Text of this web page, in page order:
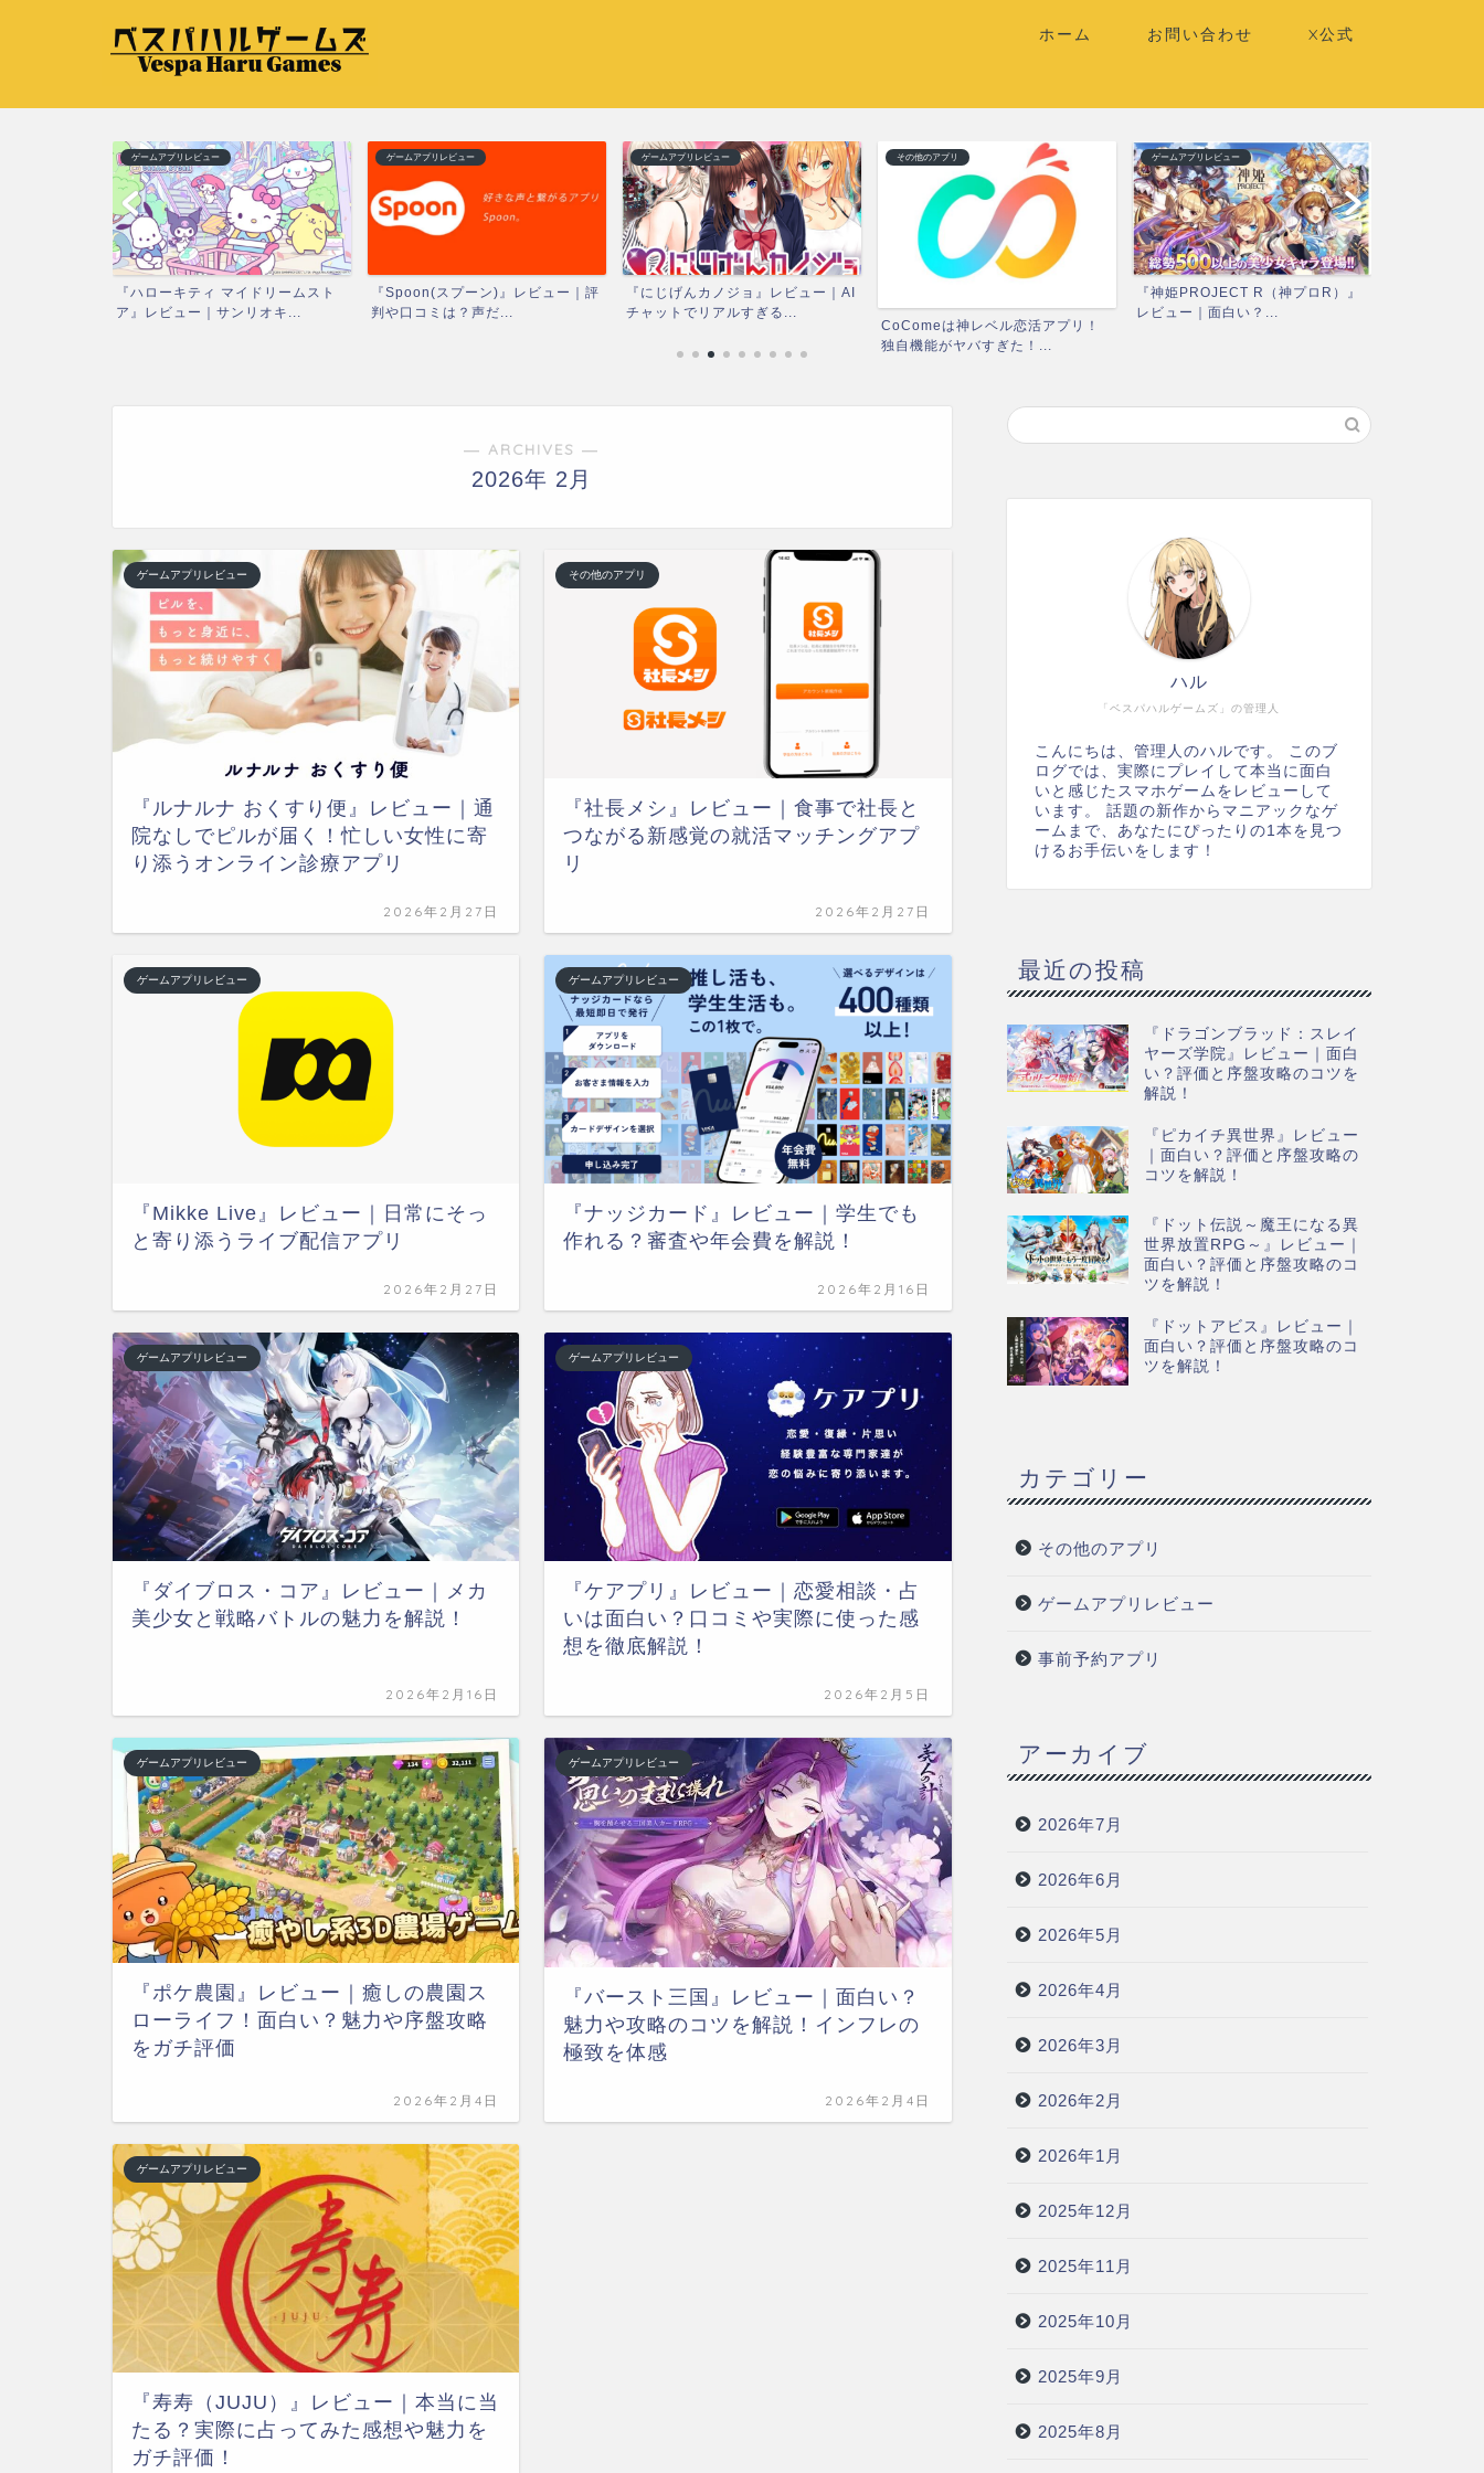
ホーム お問い合わせ X公式
ゲームアプリレビュー
『ハローキティ マイドリームスト
ア』レビュー｜サンリオキ...
ゲームアプリレビュー
『Spoon(スプーン)』レビュー｜評
判や口コミは？声だ...
ゲームアプリレビュー
『にじげんカノジョ』レビュー｜AI
チャットでリアルすぎる...
その他のアプリ
CoComeは神レベル恋活アプリ！
独自機能がヤバすぎた！...
ゲームアプリレビュー
『神姫PROJECT R（神プロR）』
レビュー｜面白い？...
― ARCHIVES ―
2026年 2月
ゲームアプリレビュー
『ルナルナ おくすり便』レビュー｜通
院なしでピルが届く！忙しい女性に寄
り添うオンライン診療アプリ
2026年2月27日
その他のアプリ
『社長メシ』レビュー｜食事で社長と
つながる新感覚の就活マッチングアプ
リ
2026年2月27日
ゲームアプリレビュー
『Mikke Live』レビュー｜日常にそっ
と寄り添うライブ配信アプリ
2026年2月27日
ゲームアプリレビュー
『ナッジカード』レビュー｜学生でも
作れる？審査や年会費を解説！
2026年2月16日
ゲームアプリレビュー
『ダイブロス・コア』レビュー｜メカ
美少女と戦略バトルの魅力を解説！
2026年2月16日
ゲームアプリレビュー
『ケアプリ』レビュー｜恋愛相談・占
いは面白い？口コミや実際に使った感
想を徹底解説！
2026年2月5日
ゲームアプリレビュー
『ポケ農園』レビュー｜癒しの農園ス
ローライフ！面白い？魅力や序盤攻略
をガチ評価
2026年2月4日
ゲームアプリレビュー
『バースト三国』レビュー｜面白い？
魅力や攻略のコツを解説！インフレの
極致を体感
2026年2月4日
ゲームアプリレビュー
『寿寿（JUJU）』レビュー｜本当に当
たる？実際に占ってみた感想や魅力を
ガチ評価！
「ベスパハルゲームズ」の管理人
ハル
こんにちは、管理人のハルです。 このブ
ログでは、実際にプレイして本当に面白
いと感じたスマホゲームをレビューして
います。 話題の新作からマニアックなゲ
ームまで、あなたにぴったりの1本を見つ
けるお手伝いをします！
最近の投稿
『ドラゴンブラッド：スレイ
ヤーズ学院』レビュー｜面白
い？評価と序盤攻略のコツを
解説！
『ピカイチ異世界』レビュー
｜面白い？評価と序盤攻略の
コツを解説！
『ドット伝説～魔王になる異
世界放置RPG～』レビュー｜
面白い？評価と序盤攻略のコ
ツを解説！
『ドットアビス』レビュー｜
面白い？評価と序盤攻略のコ
ツを解説！
カテゴリー
その他のアプリ
ゲームアプリレビュー
事前予約アプリ
アーカイブ
2026年7月
2026年6月
2026年5月
2026年4月
2026年3月
2026年2月
2026年1月
2025年12月
2025年11月
2025年10月
2025年9月
2025年8月